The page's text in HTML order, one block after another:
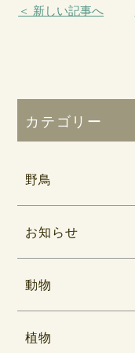
＜ 新しい記事へ
カテゴリー
野鳥
お知らせ
動物
植物